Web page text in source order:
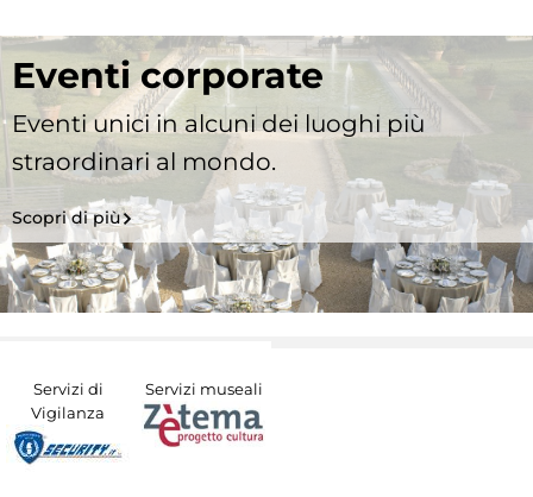
Eventi corporate
Eventi unici in alcuni dei luoghi più
straordinari al mondo.
Scopri di più
Servizi di
Vigilanza
Servizi museali